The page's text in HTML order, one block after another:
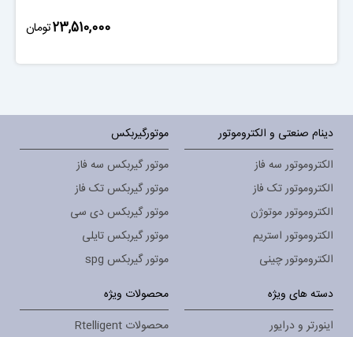
‎23,510,000تومان
دینام صنعتی و الکتروموتور
الکتروموتور سه فاز
الکتروموتور تک فاز
الکتروموتور موتوژن
الکتروموتور استریم
الکتروموتور چینی
موتورگیربکس
موتور گیربکس سه فاز
موتور گیربکس تک فاز
موتور گیربکس دی سی
موتور گیربکس تایلی
موتور گیربکس spg
دسته های ویژه
اینورتر و درایور
محصولات ویژه
محصولات Rtelligent